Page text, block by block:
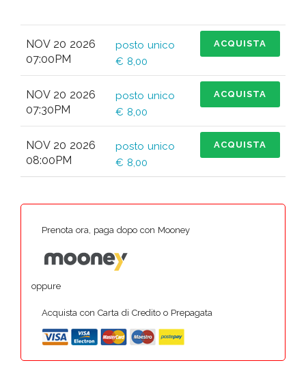
NOV 20 2026
07:00PM
posto unico
€ 8,00
ACQUISTA
NOV 20 2026
07:30PM
posto unico
€ 8,00
ACQUISTA
NOV 20 2026
08:00PM
posto unico
€ 8,00
ACQUISTA
Prenota ora, paga dopo con Mooney
oppure
Acquista con Carta di Credito o Prepagata